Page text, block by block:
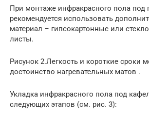
При монтаже инфракрасного пола под
рекомендуется использовать
материал – гипсокартонные или
листы.
Рисунок 2.Легкость и короткие сроки
достоинство нагревательных матов .
Укладка инфракрасного пола под
следующих этапов (см. рис. 3):